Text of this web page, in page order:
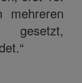
gesetzt,